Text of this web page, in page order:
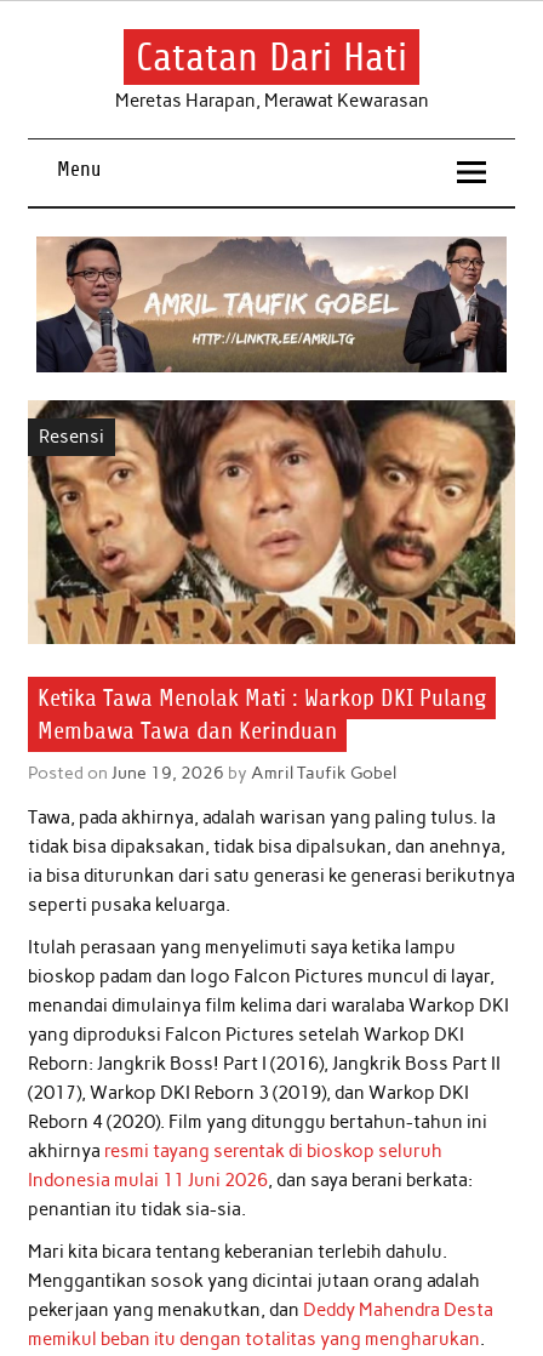
Skip
Catatan Dari Hati
Meretas Harapan, Merawat Kewarasan
Menu
Resensi
Ketika Tawa Menolak Mati : Warkop DKI Pulang
Membawa Tawa dan Kerinduan
Posted on June 19, 2026 by Amril Taufik Gobel
Tawa, pada akhirnya, adalah warisan yang paling tulus. Ia
tidak bisa dipaksakan, tidak bisa dipalsukan, dan anehnya,
ia bisa diturunkan dari satu generasi ke generasi berikutnya
seperti pusaka keluarga.
Itulah perasaan yang menyelimuti saya ketika lampu
bioskop padam dan logo Falcon Pictures muncul di layar,
menandai dimulainya film kelima dari waralaba Warkop DKI
yang diproduksi Falcon Pictures setelah Warkop DKI
Reborn: Jangkrik Boss! Part I (2016), Jangkrik Boss Part II
(2017), Warkop DKI Reborn 3 (2019), dan Warkop DKI
Reborn 4 (2020). Film yang ditunggu bertahun-tahun ini
akhirnya resmi tayang serentak di bioskop seluruh
Indonesia mulai 11 Juni 2026, dan saya berani berkata:
penantian itu tidak sia-sia.
Mari kita bicara tentang keberanian terlebih dahulu.
Menggantikan sosok yang dicintai jutaan orang adalah
pekerjaan yang menakutkan, dan Deddy Mahendra Desta
memikul beban itu dengan totalitas yang mengharukan.